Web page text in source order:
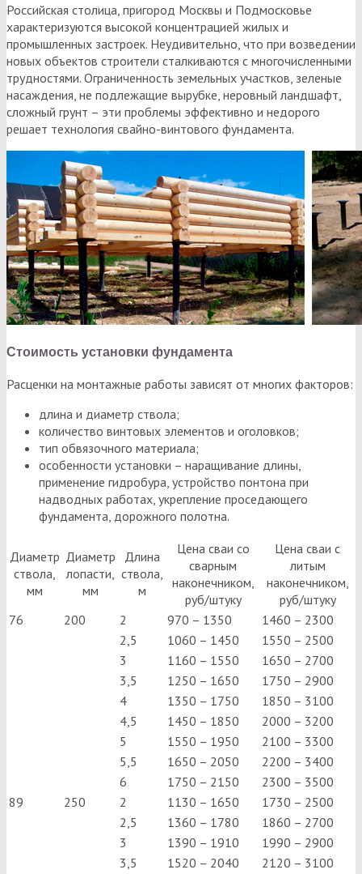
Российская столица, пригород Москвы и Подмосковье
характеризуются высокой концентрацией жилых и
промышленных застроек. Неудивительно, что при возведении
новых объектов строители сталкиваются с многочисленными
трудностями. Ограниченность земельных участков, зеленые
насаждения, не подлежащие вырубке, неровный ландшафт,
сложный грунт – эти проблемы эффективно и недорого
решает технология свайно-винтового фундамента.
Стоимость установки фундамента
Расценки на монтажные работы зависят от многих факторов:
длина и диаметр ствола;
количество винтовых элементов и оголовков;
тип обвязочного материала;
особенности установки – наращивание длины,
применение гидробура, устройство понтона при
надводных работах, укрепление проседающего
фундамента, дорожного полотна.
Диаметр
ствола,
мм
Диаметр
лопасти,
мм
Длина
ствола,
м
Цена сваи со
сварным
наконечником,
руб/штуку
Цена сваи с
литым
наконечником,
руб/штуку
76
200 2 970 – 1350
1460 – 2300
2,5
1060 – 1450
1550 – 2500
3
1160 – 1550
1650 – 2700
3,5
1250 – 1650
1750 – 2900
4
1350 – 1750
1850 – 3100
4,5
1450 – 1850
2000 – 3200
5
1550 – 1950
2100 – 3300
5,5
1650 – 2050
2200 – 3400
6
1750 – 2150
2300 – 3500
89
250 2 1130 – 1650
1730 – 2500
2,5
1360 – 1780
1860 – 2700
3
1390 – 1910
1990 – 2900
3,5
1520 – 2040 2120 – 3100